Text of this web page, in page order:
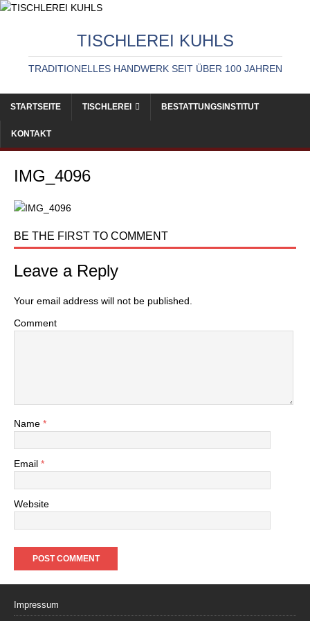
TISCHLEREI KUHLS
TRADITIONELLES HANDWERK SEIT ÜBER 100 JAHREN
STARTSEITE TISCHLEREI BESTATTUNGSINSTITUT
KONTAKT
IMG_4096
BE THE FIRST TO COMMENT
Leave a Reply
Your email address will not be published.
Comment
Name *
Email *
Website
Impressum